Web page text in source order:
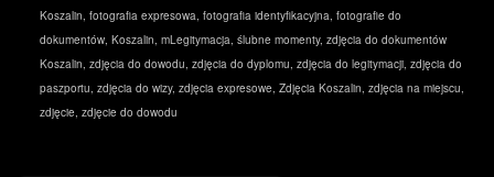
Koszalin, fotografia expresowa, fotografia identyfikacyjna, fotografie do
dokumentów, Koszalin, mLegitymacja, ślubne momenty, zdjęcia do dokumentów
Koszalin, zdjęcia do dowodu, zdjęcia do dyplomu, zdjęcia do legitymacji, zdjęcia do
paszportu, zdjęcia do wizy, zdjęcia expresowe, Zdjęcia Koszalin, zdjęcia na miejscu,
zdjęcie, zdjęcie do dowodu